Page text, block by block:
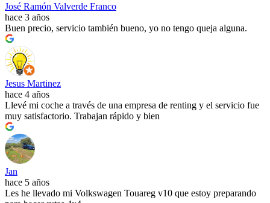
José Ramón Valverde Franco
hace 3 años
Buen precio, servicio también bueno, yo no tengo queja alguna.
Jesus Martinez
hace 4 años
Llevé mi coche a través de una empresa de renting y el servicio fue
muy satisfactorio. Trabajan rápido y bien
Jan
hace 5 años
Les he llevado mi Volkswagen Touareg v10 que estoy preparando